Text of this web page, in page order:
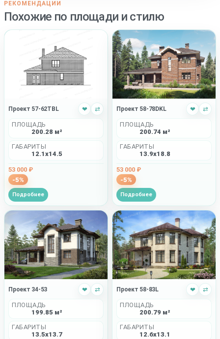
РЕКОМЕНДАЦИИ
Похожие по площади и стилю
Проект 57-62TBL ❤ ⇄
ПЛОЩАДЬ
200.28 м²
ГАБАРИТЫ
12.1x14.5
53 000 ₽
-5%
Подробнее
Проект 58-78DKL ❤ ⇄
ПЛОЩАДЬ
200.74 м²
ГАБАРИТЫ
13.9x18.8
53 000 ₽
-5%
Подробнее
Проект 34-53 ❤ ⇄
ПЛОЩАДЬ
199.85 м²
ГАБАРИТЫ
13.5x13.7
Проект 58-83L ❤ ⇄
ПЛОЩАДЬ
200.79 м²
ГАБАРИТЫ
12.6x13.1